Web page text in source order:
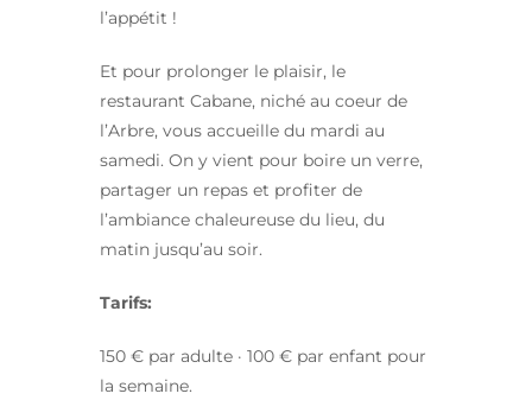
l’appétit !
Et pour prolonger le plaisir, le
restaurant Cabane, niché au coeur de
l’Arbre, vous accueille du mardi au
samedi. On y vient pour boire un verre,
partager un repas et profiter de
l’ambiance chaleureuse du lieu, du
matin jusqu’au soir.
Tarifs:
150 € par adulte · 100 € par enfant pour
la semaine.